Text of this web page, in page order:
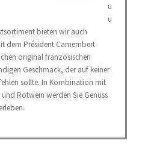
u
u
bieten wir auch
dem Président Camembert
original französischen
Geschmack, der auf keiner
sollte. In Kombination mit
Rotwein werden Sie Genuss